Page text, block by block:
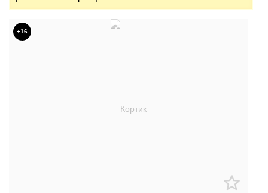
+16